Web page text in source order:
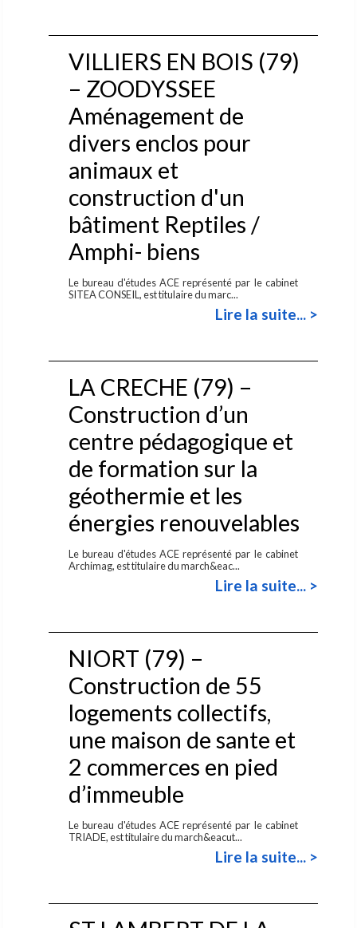
VILLIERS EN BOIS (79)
– ZOODYSSEE
Aménagement de
divers enclos pour
animaux et
construction d'un
bâtiment Reptiles /
Amphi- biens
Le bureau d'études ACE représenté par le cabinet
SITEA CONSEIL, est titulaire du marc...
Lire la suite... >
LA CRECHE (79) –
Construction d’un
centre pédagogique et
de formation sur la
géothermie et les
énergies renouvelables
Le bureau d'études ACE représenté par le cabinet
Archimag, est titulaire du march&eac...
Lire la suite... >
NIORT (79) –
Construction de 55
logements collectifs,
une maison de sante et
2 commerces en pied
d’immeuble
Le bureau d'études ACE représenté par le cabinet
TRIADE, est titulaire du march&eacut...
Lire la suite... >